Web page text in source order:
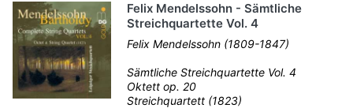
Felix Mendelssohn - Sämtliche
Streichquartette Vol. 4
Felix Mendelssohn (1809-1847)
Sämtliche Streichquartette Vol. 4
Oktett op. 20
Streichquartett (1823)